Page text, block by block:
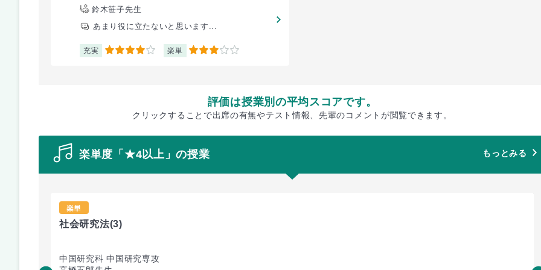
鈴木笹子先生
あまり役に立たないと思います...
充実 4 楽単 3
評価は授業別の平均スコアです。
クリックすることで出席の有無やテスト情報、先輩のコメントが閲覧できます。
楽単度「★4以上」の授業 もっとみる
楽単
社会研究法(3)
中国研究科 中国研究専攻